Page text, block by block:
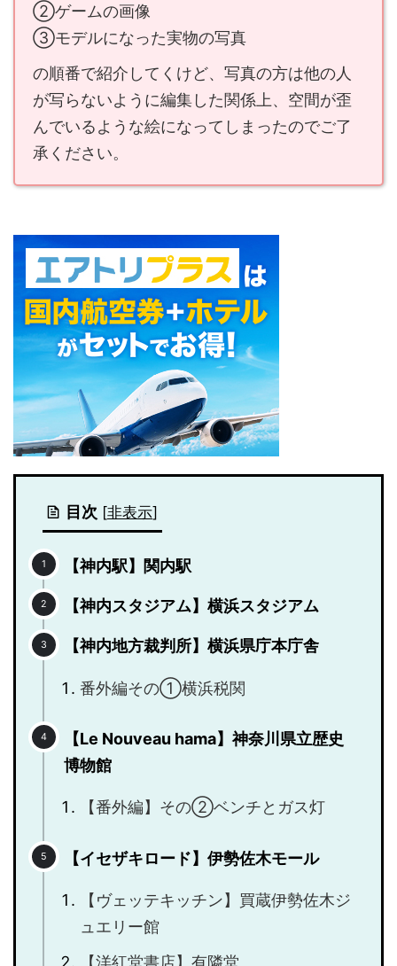
②ゲームの画像
③モデルになった実物の写真
の順番で紹介してくけど、写真の方は他の人
が写らないように編集した関係上、空間が歪
んでいるような絵になってしまったのでご了
承ください。
目次 [非表示]
【神内駅】関内駅
【神内スタジアム】横浜スタジアム
【神内地方裁判所】横浜県庁本庁舎
番外編その①横浜税関
【Le Nouveau hama】神奈川県立歴史
博物館
【番外編】その②ベンチとガス灯
【イセザキロード】伊勢佐木モール
【ヴェッテキッチン】買蔵伊勢佐木ジ
ュエリー館
【洋紅堂書店】有隣堂